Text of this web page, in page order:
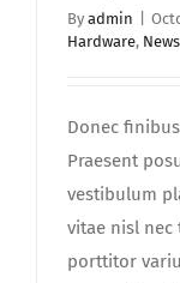
By admin
Hardware, News
Donec
Praesent
vestibulum
vitae nisl nec
porttitor